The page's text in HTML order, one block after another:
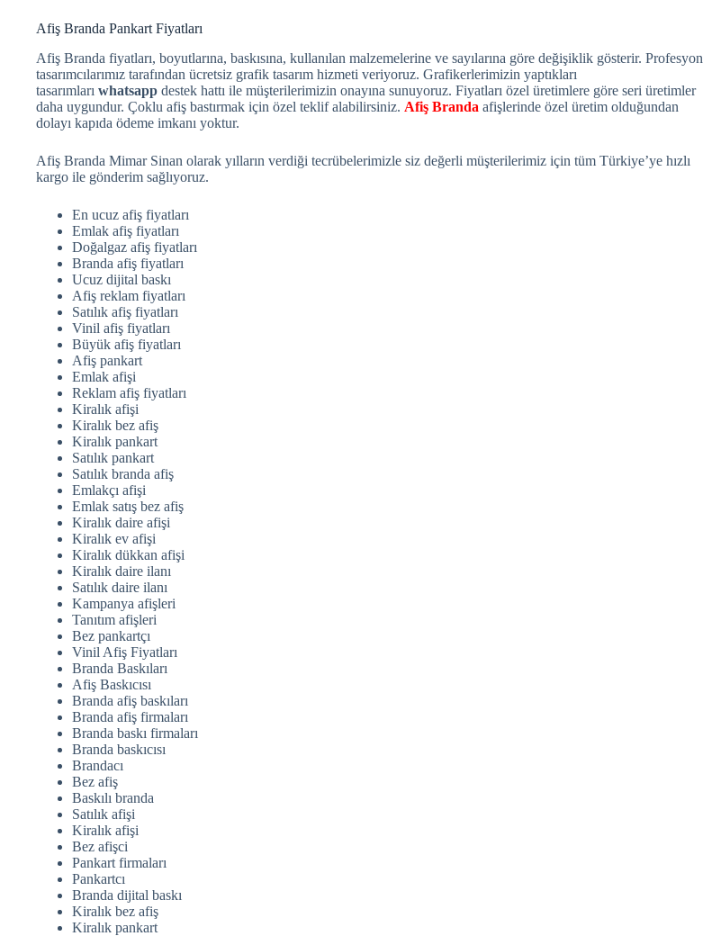
Afiş Branda Pankart Fiyatları
Afiş Branda fiyatları, boyutlarına, baskısına, kullanılan malzemelerine ve sayılarına göre değişiklik gösterir.
tasarımcılarımız tarafından ücretsiz grafik tasarım hizmeti veriyoruz. Grafikerlerimizin yaptıkları
tasarımları whatsapp destek hattı ile müşterilerimizin onayına sunuyoruz. Fiyatları özel üretimlere göre seri üretimler
daha uygundur. Çoklu afiş bastırmak için özel teklif alabilirsiniz. Afiş Branda afişlerinde özel üretim olduğundan
dolayı kapıda ödeme imkanı yoktur.
Afiş Branda Mimar Sinan olarak yılların verdiği tecrübelerimizle siz değerli müşterilerimiz için tüm Türkiye’ye hızlı
kargo ile gönderim sağlıyoruz.
En ucuz afiş fiyatları
Emlak afiş fiyatları
Doğalgaz afiş fiyatları
Branda afiş fiyatları
Ucuz dijital baskı
Afiş reklam fiyatları
Satılık afiş fiyatları
Vinil afiş fiyatları
Büyük afiş fiyatları
Afiş pankart
Emlak afişi
Reklam afiş fiyatları
Kiralık afişi
Kiralık bez afiş
Kiralık pankart
Satılık pankart
Satılık branda afiş
Emlakçı afişi
Emlak satış bez afiş
Kiralık daire afişi
Kiralık ev afişi
Kiralık dükkan afişi
Kiralık daire ilanı
Satılık daire ilanı
Kampanya afişleri
Tanıtım afişleri
Bez pankartçı
Vinil Afiş Fiyatları
Branda Baskıları
Afiş Baskıcısı
Branda afiş baskıları
Branda afiş firmaları
Branda baskı firmaları
Branda baskıcısı
Brandacı
Bez afiş
Baskılı branda
Satılık afişi
Kiralık afişi
Bez afişci
Pankart firmaları
Pankartcı
Branda dijital baskı
Kiralık bez afiş
Kiralık pankart